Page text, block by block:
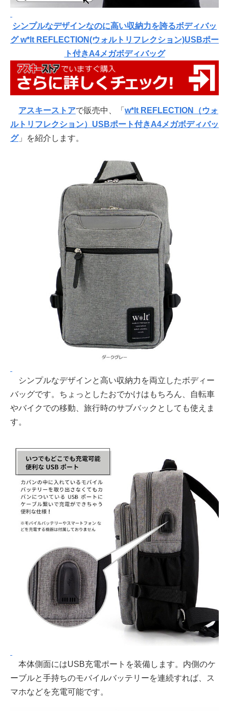
シンプルなデザインなのに高い収納力を誇るボディバッ
グ w*lt REFLECTION(ウォルトリフレクション)USBポー
ト付きA4メガボディバッグ
アスキーストアで販売中、「 w*lt REFLECTION（ウォ
ルトリフレクション）USBポート付きA4メガボディバッ
グ」を紹介します。
シンプルなデザインと高い収納力を両立したボディー
バッグです。ちょっとしたおでかけはもちろん、自転車
やバイクでの移動、旅行時のサブバックとしても使えま
す。
本体側面にはUSB充電ポートを装備します。内側のケ
ーブルと手持ちのモバイルバッテリーを連続すれば、ス
マホなどを充電可能です。